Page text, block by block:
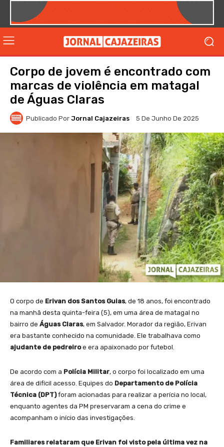
Corpo de jovem é encontrado com
marcas de violência em matagal
de Águas Claras
Publicado Por Jornal Cajazeiras 5 De Junho De 2025
O corpo de Erivan dos Santos Guias, de 18 anos, foi encontrado
na manhã desta quinta-feira (5), em uma área de matagal no
bairro de Águas Claras, em Salvador. Morador da região, Erivan
era bastante conhecido na comunidade. Ele trabalhava como
ajudante de pedreiroe era apaixonado por futebol.
De acordo com a Polícia Militar, o corpo foi localizado em uma
área de difícil acesso. Equipes do Departamento de Polícia
Técnica (DPT)foram acionadas para realizar a perícia no local,
enquanto agentes da PM preservaram a cena do crime e
acompanham o início das investigações.
Familiares relataram que Erivan foi visto pela última vez na